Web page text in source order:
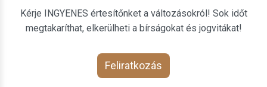
Kérje INGYENES értesítőnket a változásokról! Sok időt
megtakaríthat, elkerülheti a bírságokat és jogvitákat!
Feliratkozás